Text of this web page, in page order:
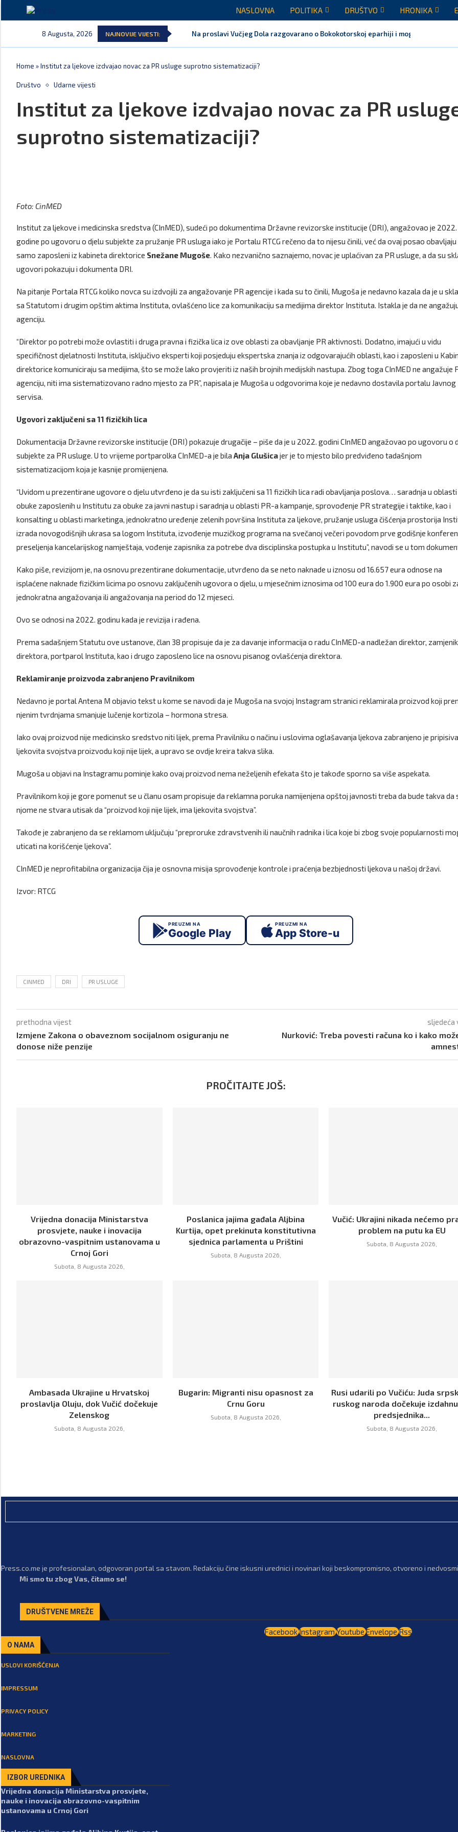
NASLOVNA POLITIKA DRUŠTVO HRONIKA
8 Augusta, 2026 NAJNOVIJE VIJESTI: Na proslavi Vučjeg Dola razgovarano o Bokokotorskoj eparhiji i mogućem
Home »Institut za ljekove izdvajao novac za PR usluge suprotno sistematizaciji?
Društvo Udarne vijesti
Institut za ljekove izdvajao novac za PR
suprotno sistematizaciji?
Foto: CinMED
Institut za ljekove i medicinska sredstva (CInMED), sudeći po dokumentima Državne revizorske institucije (DRI), angažovao je 2022.
godine po ugovoru o djelu subjekte za pružanje PR usluga iako je Portalu RTCG rečeno da to nijesu činili, već da ovaj posao obavljaju
samo zaposleni iz kabineta direktorice Snežane Mugoše. Kako nezvanično saznajemo, novac je uplaćivan za PR usluge, a da su
ugovori pokazuju i dokumenta DRI.
Na pitanje Portala RTCG koliko novca su izdvojili za angažovanje PR agencije i kada su to činili, Mugoša je nedavno kazala da je u
sa Statutom i drugim opštim aktima Instituta, ovlašćeno lice za komunikaciju sa medijima direktor Instituta. Istakla je da ne
agenciju.
“Direktor po potrebi može ovlastiti i druga pravna i fizička lica iz ove oblasti za obavljanje PR aktivnosti. Dodatno, imajući u vidu
specifičnost djelatnosti Instituta, isključivo eksperti koji posjeduju ekspertska znanja iz odgovarajućih oblasti, kao i zaposleni u
direktorice komuniciraju sa medijima, što se može lako provjeriti iz naših brojnih medijskih nastupa. Zbog toga CInMED ne angažuje
agenciju, niti ima sistematizovano radno mjesto za PR”, napisala je Mugoša u odgovorima koje je nedavno dostavila portalu Javnog
servisa.
Ugovori zaključeni sa 11 fizičkih lica
Dokumentacija Državne revizorske institucije (DRI) pokazuje drugačije – piše da je u 2022. godini CInMED angažovao po ugovoru o
subjekte za PR usluge. U to vrijeme portparolka CInMED-a je bila Anja Glušicajer je to mjesto bilo predviđeno tadašnjom
sistematizacijom koja je kasnije promijenjena.
“Uvidom u prezentirane ugovore o djelu utvrđeno je da su isti zaključeni sa 11 fizičkih lica radi obavljanja poslova… saradnja u oblasti
obuke zaposlenih u Institutu za obuke za javni nastup i saradnja u oblasti PR-a kampanje, sprovođenje PR strategije i taktike, kao i
konsalting u oblasti marketinga, jednokratno uređenje zelenih površina Instituta za ljekove, pružanje usluga čišćenja prostorija
izrada novogodišnjih ukrasa sa logom Instituta, izvođenje muzičkog programa na svečanoj večeri povodom prve godišnje
preseljenja kancelarijskog namještaja, vođenje zapisnika za potrebe dva disciplinska postupka u Institutu”, navodi se u tom
Kako piše, revizijom je, na osnovu prezentirane dokumentacije, utvrđeno da se neto naknade u iznosu od 16.657 eura odnose na
isplaćene naknade fizičkim licima po osnovu zaključenih ugovora o djelu, u mjesečnim iznosima od 100 eura do 1.900 eura po osobi
jednokratna angažovanja ili angažovanja na period do 12 mjeseci.
Ovo se odnosi na 2022. godinu kada je revizija i rađena.
Prema sadašnjem Statutu ove ustanove, član 38 propisuje da je za davanje informacija o radu CInMED-a nadležan direktor, zamjenik
direktora, portparol Instituta, kao i drugo zaposleno lice na osnovu pisanog ovlašćenja direktora.
Reklamiranje proizvoda zabranjeno Pravilnikom
Nedavno je portal Antena M objavio tekst u kome se navodi da je Mugoša na svojoj Instagram stranici reklamirala proizvod koji
njenim tvrdnjama smanjuje lučenje kortizola – hormona stresa.
Iako ovaj proizvod nije medicinsko sredstvo niti lijek, prema Pravilniku o načinu i uslovima oglašavanja ljekova zabranjeno je
ljekovita svojstva proizvodu koji nije lijek, a upravo se ovdje kreira takva slika.
Mugoša u objavi na Instagramu pominje kako ovaj proizvod nema neželjenih efekata što je takođe sporno sa više aspekata.
Pravilnikom koji je gore pomenut se u članu osam propisuje da reklamna poruka namijenjena opštoj javnosti treba da bude takva da
njome ne stvara utisak da “proizvod koji nije lijek, ima ljekovita svojstva”.
Takođe je zabranjeno da se reklamom uključuju “preproruke zdravstvenih ili naučnih radnika i lica koje bi zbog svoje popularnosti
uticati na korišćenje ljekova”.
CInMED je neprofitabilna organizacija čija je osnovna misija sprovođenje kontrole i praćenja bezbjednosti ljekova u našoj državi.
Izvor: RTCG
PREUZMI NA
Google Play
PREUZMI NA
App Store-u
CINMED DRI PR USLUGE
prethodna vijest
Izmjene Zakona o obaveznom socijalnom osiguranju ne
donose niže penzije
sljedeća
Nurković: Treba povesti računa ko i kako
PROČITAJTE JOŠ:
Vrijedna donacija Ministarstva
prosvjete, nauke i inovacija
obrazovno-vaspitnim ustanovama u
Crnoj Gori
Subota, 8 Augusta 2026,
Poslanica jajima gađala Aljbina
Kurtija, opet prekinuta konstitutivna
sjednica parlamenta u Prištini
Subota, 8 Augusta 2026,
Vučić: Ukrajini nikada nećemo
problem na putu ka EU
Subota, 8 Augusta 2026,
Ambasada Ukrajine u Hrvatskoj
proslavlja Oluju, dok Vučić dočekuje
Zelenskog
Subota, 8 Augusta 2026,
Bugarin: Migranti nisu opasnost za
Crnu Goru
Subota, 8 Augusta 2026,
Rusi udarili po Vučiću: Juda
ruskog naroda dočekuje
predsjednika...
Subota, 8 Augusta 2026,
Press.co.me je profesionalan, odgovoran portal sa stavom. Redakciju čine iskusni urednici i novinari koji beskompromisno, otvoreno i
Mi smo tu zbog Vas, čitamo se!
DRUŠTVENE MREŽE
FacebookInstagramYoutubeEnvelopeRss
O NAMA
USLOVI KORIŠĆENJA
IMPRESSUM
PRIVACY POLICY
MARKETING
NASLOVNA
IZBOR UREDNIKA
Vrijedna donacija Ministarstva prosvjete,
nauke i inovacija obrazovno-vaspitnim
ustanovama u Crnoj Gori